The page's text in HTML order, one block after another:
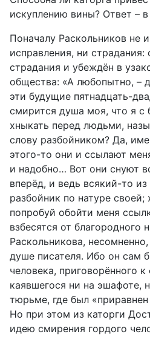
искуплению вины? Ответ –
Поначалу Раскольников не
исправления, ни страдания:
страдания и убеждён в
общества: «А любопытно, –
эти будущие пятнадцать-
смирится душа моя, что я с
хныкать перед людьми,
слову разбойником? Да,
этого-то они и ссылают
и надобно… Вот они снуют
вперёд, и ведь всякий-то
разбойник по натуре
попробуй обойти меня
взбесятся от благородного
Раскольникова,
душе писателя. Ибо он сам
человека, приговорённого
каявшегося ни на эшафоте,
тюрьме, где был
Но при этом из каторги
идею смирения гордого